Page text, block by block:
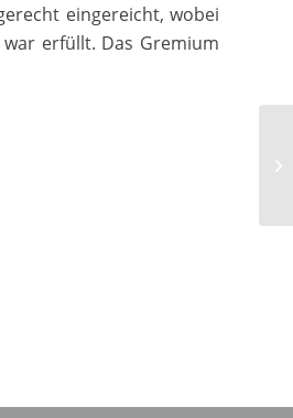
eingereicht, wobei
erfüllt. Das Gremium